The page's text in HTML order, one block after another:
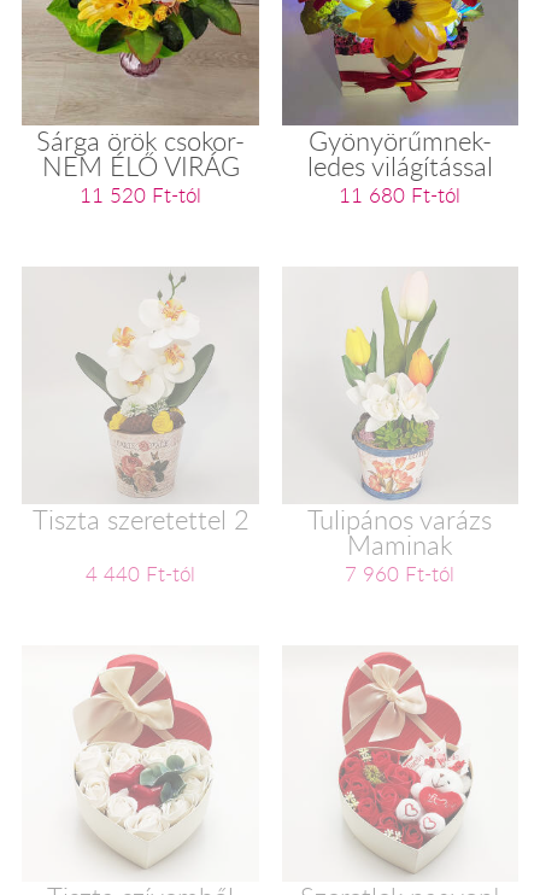
Sárga örök csokor-
NEM ÉLŐ VIRÁG
11 520 Ft-tól
Gyönyörűmnek-
ledes világítással
11 680 Ft-tól
Tiszta szeretettel 2
4 440 Ft-tól
Tulipános varázs
Maminak
7 960 Ft-tól